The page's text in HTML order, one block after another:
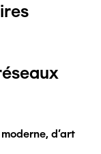
d'art